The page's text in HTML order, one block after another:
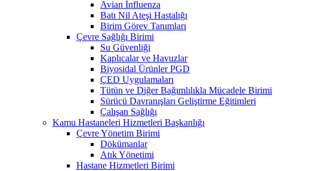
Avian İnfluenza
Batı Nil Ateşi Hastalığı
Birim Görev Tanımları
Çevre Sağlığı Birimi
Su Güvenliği
Kaplıcalar ve Havuzlar
Biyosidal Ürünler PGD
ÇED Uygulamaları
Tütün ve Diğer Bağımlılıkla Mücadele Birimi
Sürücü Davranışları Geliştirme Eğitimleri
Çalışan Sağlığı
Kamu Hastaneleri Hizmetleri Başkanlığı
Çevre Yönetim Birimi
Dökümanlar
Atık Yönetimi
Hastane Hizmetleri Birimi